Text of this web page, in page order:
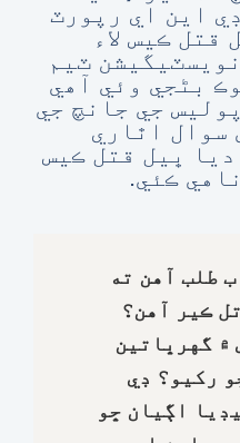
اي رپورٽ
ڪيس لاء
ٽيم
بڻجي وئي آھي
جي جانچ جي
اٿاري
ڀيل قتل ڪيس
ڪئي.
آهن ته
ڪير آهن؟
گهرڀاتين
ڊي
اڳيان ڇو